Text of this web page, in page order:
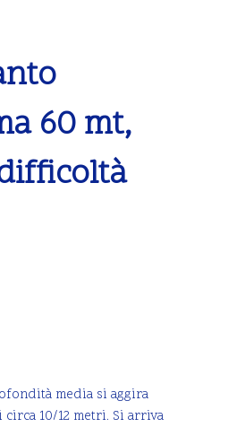
60 mt,
media si aggira
10/12 metri. Si arriva